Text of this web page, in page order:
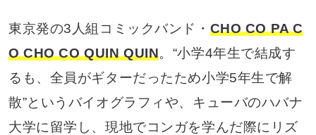
東京発の3人組コミックバンド・ CHO CO PA C
O CHO CO QUIN QUIN。“小学4年生で結成す
るも、全員がギターだったため小学5年生で解
散”というバイオグラフィや、キューバのハバナ
大学に留学し、現地でコンガを学んだ際にリズ